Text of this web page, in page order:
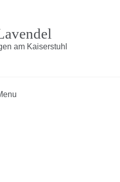
am Kaiserstuhl